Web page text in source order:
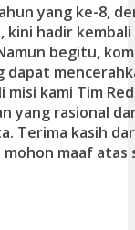
yang ke-8,
kini hadir
begitu,
dapat
kami Tim
yang rasional
Terima kasih
maaf atas